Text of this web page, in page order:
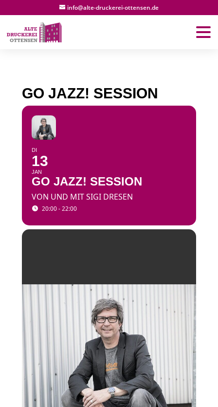
info@alte-druckerei-ottensen.de
GO JAZZ! SESSION
DI
13
JAN
GO JAZZ! SESSION
VON UND MIT SIGI DRESEN
20:00 - 22:00